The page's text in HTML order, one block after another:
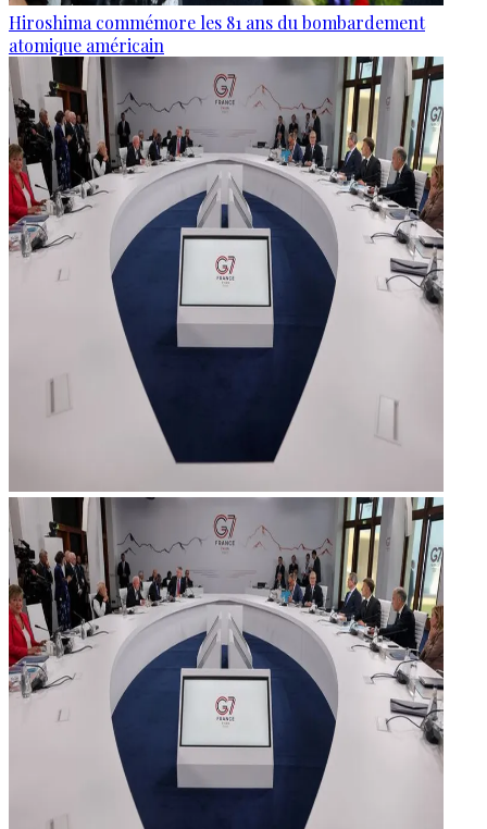
Hiroshima commémore les 81 ans du bombardement
atomique américain